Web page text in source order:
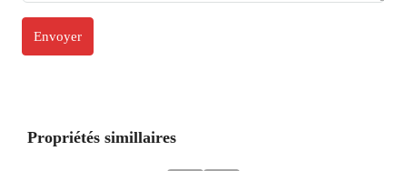
Propriétés simillaires